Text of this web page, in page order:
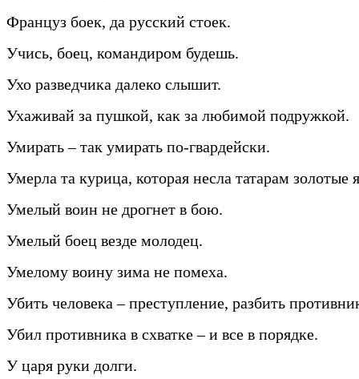
Француз боек, да русский стоек.
Учись, боец, командиром будешь.
Ухо разведчика далеко слышит.
Ухаживай за пушкой, как за любимой подружкой.
Умирать – так умирать по-гвардейски.
Умерла та курица, которая несла татарам золотые
Умелый воин не дрогнет в бою.
Умелый боец везде молодец.
Умелому воину зима не помеха.
Убить человека – преступление, разбить
Убил противника в схватке – и все в порядке.
У царя руки долги.